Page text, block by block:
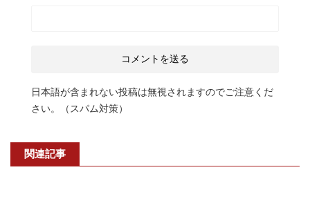
日本語が含まれない投稿は無視されますのでご注意くだ
さい。（スパム対策）
関連記事